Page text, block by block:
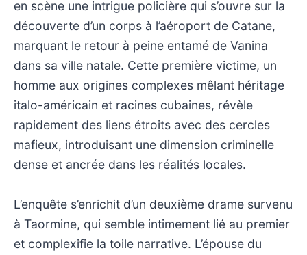
en scène une intrigue policière qui s’ouvre sur la
découverte d’un corps à l’aéroport de Catane,
marquant le retour à peine entamé de Vanina
dans sa ville natale. Cette première victime, un
homme aux origines complexes mêlant héritage
italo-américain et racines cubaines, révèle
rapidement des liens étroits avec des cercles
mafieux, introduisant une dimension criminelle
dense et ancrée dans les réalités locales.
L’enquête s’enrichit d’un deuxième drame survenu
à Taormine, qui semble intimement lié au premier
et complexifie la toile narrative. L’épouse du